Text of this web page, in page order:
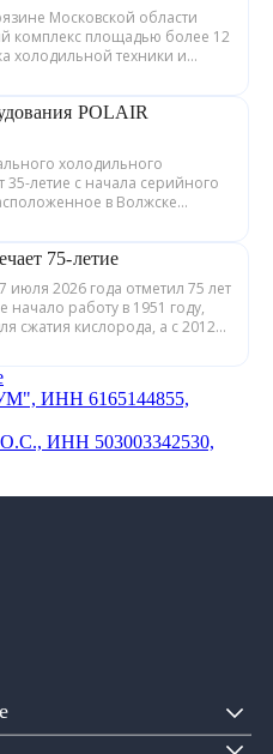
Московской области
комплекс площадью более 12
холодильной техники и
...
POLAIR
холодильного
35-летие с начала серийного
в Волжске
обору...
75-летие
2026 года отметил 75 лет
работу в 1951 году,
сжатия кислорода, а с 2012